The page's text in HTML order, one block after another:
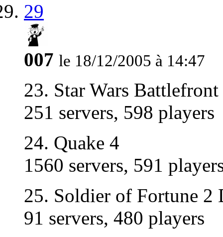
29
007 le 18/12/2005 à 14:47
23. Star Wars Battlefront
251 servers, 598 players
24. Quake 4
1560 servers, 591
25. Soldier of Fortune 2
91 servers, 480 players